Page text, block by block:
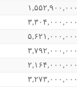
۱,۵۵۲,۹۰۰,۰۰۰
۳,۳۰۴,۰۰۰,۰۰۰
۵,۶۲۱,۰۰۰,۰۰۰
۳,۷۹۲,۰۰۰,۰۰۰
۲,۱۶۴,۰۰۰,۰۰۰
۳,۲۷۳,۰۰۰,۰۰۰